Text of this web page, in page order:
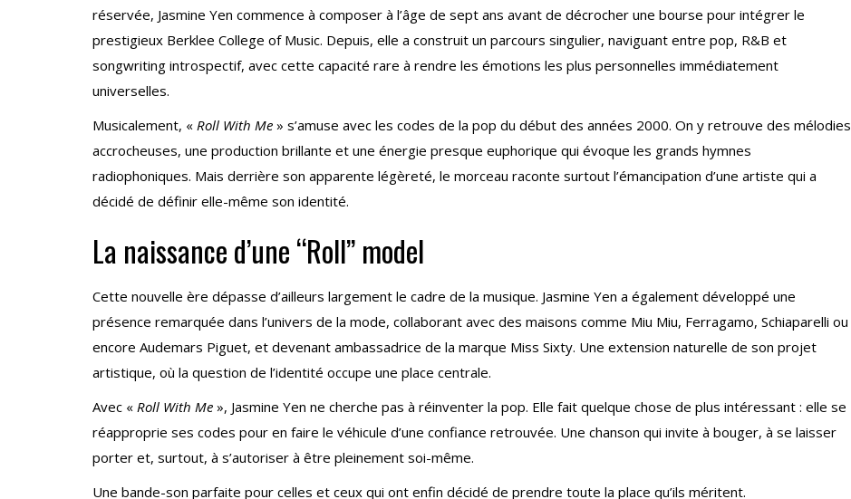
réservée, Jasmine Yen commence à composer à l’âge de sept ans avant de décrocher une bourse pour intégrer le
prestigieux Berklee College of Music. Depuis, elle a construit un parcours singulier, naviguant entre pop, R&B et
songwriting introspectif, avec cette capacité rare à rendre les émotions les plus personnelles immédiatement
universelles.
Musicalement, « Roll With Me » s’amuse avec les codes de la pop du début des années 2000. On y retrouve des mélodies
accrocheuses, une production brillante et une énergie presque euphorique qui évoque les grands hymnes
radiophoniques. Mais derrière son apparente légèreté, le morceau raconte surtout l’émancipation d’une artiste qui a
décidé de définir elle-même son identité.
La naissance d’une “Roll” model
Cette nouvelle ère dépasse d’ailleurs largement le cadre de la musique. Jasmine Yen a également développé une
présence remarquée dans l’univers de la mode, collaborant avec des maisons comme Miu Miu, Ferragamo, Schiaparelli ou
encore Audemars Piguet, et devenant ambassadrice de la marque Miss Sixty. Une extension naturelle de son projet
artistique, où la question de l’identité occupe une place centrale.
Avec « Roll With Me », Jasmine Yen ne cherche pas à réinventer la pop. Elle fait quelque chose de plus intéressant : elle se
réapproprie ses codes pour en faire le véhicule d’une confiance retrouvée. Une chanson qui invite à bouger, à se laisser
porter et, surtout, à s’autoriser à être pleinement soi-même.
Une bande-son parfaite pour celles et ceux qui ont enfin décidé de prendre toute la place qu’ils méritent.